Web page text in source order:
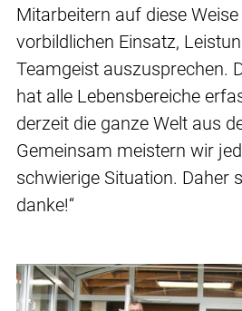
Mitarbeitern auf diese
vorbildlichen Einsatz,
Teamgeist auszusprechen.
hat alle Lebensbereiche
derzeit die ganze Welt aus
Gemeinsam meistern wir
schwierige Situation. Daher
danke!“